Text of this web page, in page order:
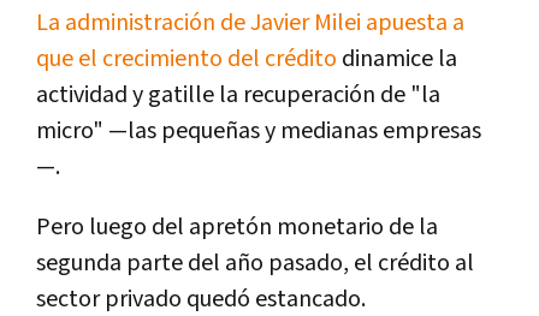
La administración de Javier Milei apuesta a
que el crecimiento del crédito dinamice la
actividad y gatille la recuperación de "la
micro" —las pequeñas y medianas empresas
—.
Pero luego del apretón monetario de la
segunda parte del año pasado, el crédito al
sector privado quedó estancado.